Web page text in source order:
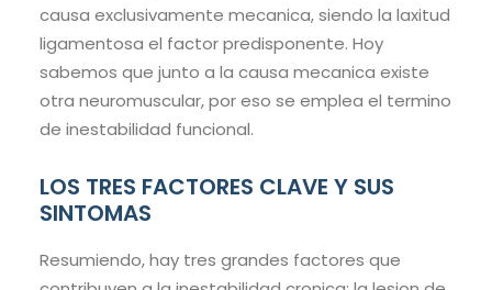
causa exclusivamente mecanica, siendo la laxitud
ligamentosa el factor predisponente. Hoy
sabemos que junto a la causa mecanica existe
otra neuromuscular, por eso se emplea el termino
de inestabilidad funcional.
LOS TRES FACTORES CLAVE Y SUS
SINTOMAS
Resumiendo, hay tres grandes factores que